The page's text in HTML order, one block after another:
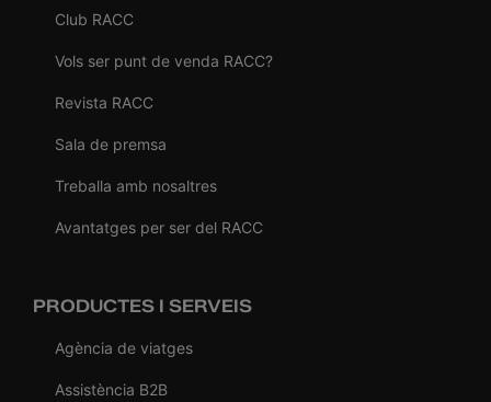
Club RACC
Vols ser punt de venda RACC?
Revista RACC
Sala de premsa
Treballa amb nosaltres
Avantatges per ser del RACC
PRODUCTES I SERVEIS
Agència de viatges
Assistència B2B